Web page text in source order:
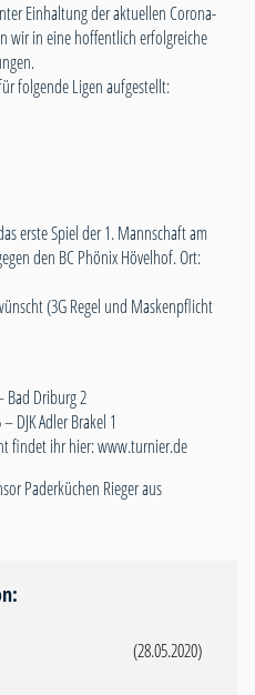
Einhaltung der aktuellen Corona-
wir in eine hoffentlich erfolgreiche
folgende Ligen aufgestellt:
erste Spiel der 1. Mannschaft am
den BC Phönix Hövelhof. Ort:
(3G Regel und Maskenpflicht
Bad Driburg 2
DJK Adler Brakel 1
findet ihr hier:www.turnier.de
Paderküchen Rieger aus
(28.05.2020)